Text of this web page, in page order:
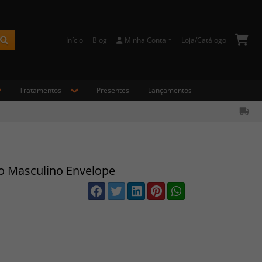
Início Blog Minha Conta Loja/Catálogo
Tratamentos Presentes Lançamentos
Masculino Envelope